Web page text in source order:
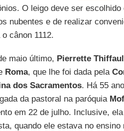
O leigo deve ser
nubentes e de realizar
cânon 1112.
maio último, Pierrette
Roma, que lhe foi dada pela
dos Sacramentos. Há 55
da pastoral na paróquia
em 22 de julho. Inclusive,
quando ele estava no